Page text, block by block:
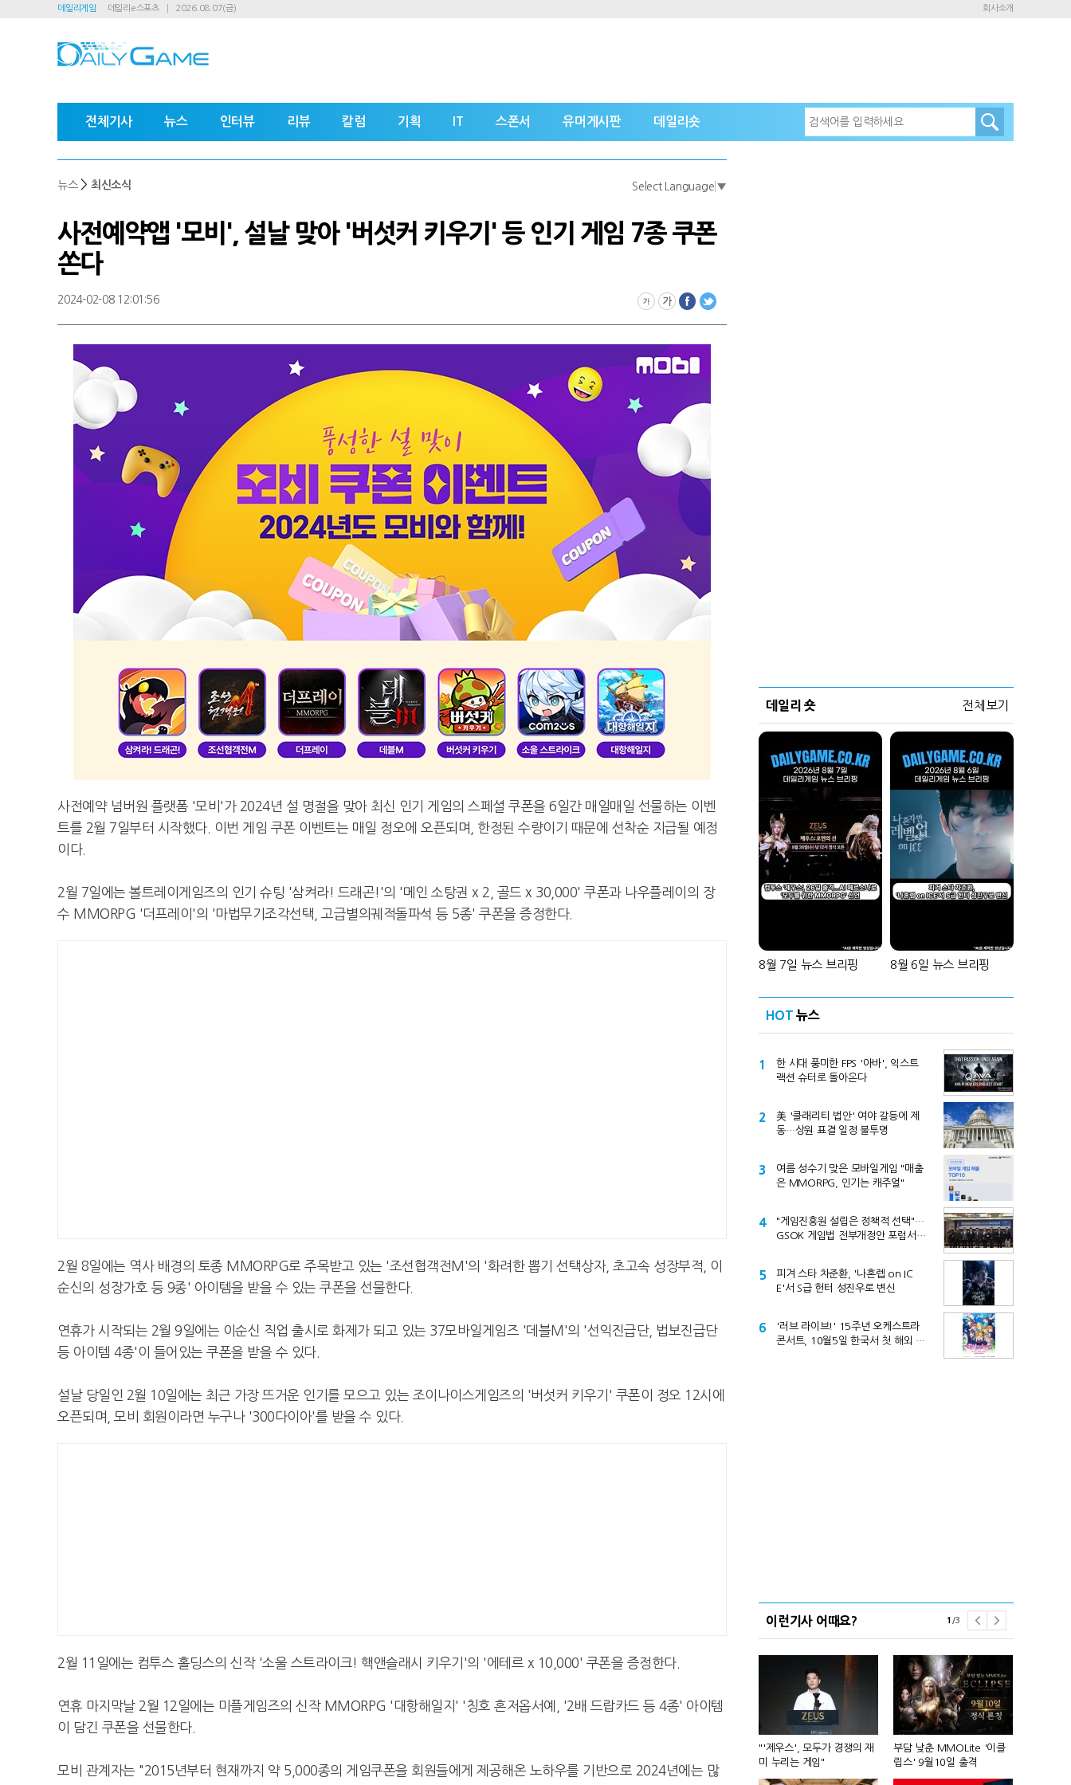
데일리게임 데일리e스포츠 2026.08.07(금) 회사소개
전체기사 뉴스 인터뷰 리뷰 칼럼 기획 IT 스폰서 유머게시판 데일리숏
뉴스 > 최신소식 Select Language ▼
사전예약앱 '모비', 설날 맞아 '버섯커 키우기' 등 인기 게임 7종 쿠폰
쏜다
2024-02-08 12:01:56
사전예약 넘버원 플랫폼 '모비'가 2024년 설 명절을 맞아 최신 인기 게임의 스페셜 쿠폰을 6일간 매일매일 선물하는 이벤
트를 2월 7일부터 시작했다. 이번 게임 쿠폰 이벤트는 매일 정오에 오픈되며, 한정된 수량이기 때문에 선착순 지급될 예정
이다.
2월 7일에는 볼트레이게임즈의 인기 슈팅 '삼켜라! 드래곤!'의 '메인 소탕권 x 2, 골드 x 30,000' 쿠폰과 나우플레이의 장
수 MMORPG '더프레이'의 '마법무기조각선택, 고급별의궤적돌파석 등 5종' 쿠폰을 증정한다.
2월 8일에는 역사 배경의 토종 MMORPG로 주목받고 있는 '조선협객전M'의 '화려한 뽑기 선택상자, 초고속 성장부적, 이
순신의 성장가호 등 9종' 아이템을 받을 수 있는 쿠폰을 선물한다.
연휴가 시작되는 2월 9일에는 이순신 직업 출시로 화제가 되고 있는 37모바일게임즈 '데블M'의 '선익진급단, 법보진급단
등 아이템 4종'이 들어있는 쿠폰을 받을 수 있다.
설날 당일인 2월 10일에는 최근 가장 뜨거운 인기를 모으고 있는 조이나이스게임즈의 '버섯커 키우기' 쿠폰이 정오 12시에
오픈되며, 모비 회원이라면 누구나 '300다이아'를 받을 수 있다.
2월 11일에는 컴투스 홀딩스의 신작 '소울 스트라이크! 핵앤슬래시 키우기'의 '에테르 x 10,000' 쿠폰을 증정한다.
연휴 마지막날 2월 12일에는 미플게임즈의 신작 MMORPG '대항해일지' '칭호 혼저옵서예, '2배 드랍카드 등 4종' 아이템
이 담긴 쿠폰을 선물한다.
모비 관계자는 "2015년부터 현재까지 약 5,000종의 게임쿠폰을 회원들에게 제공해온 노하우를 기반으로 2024년에는 많
데일리 숏 전체보기
8월 7일 뉴스 브리핑 8월 6일 뉴스 브리핑
HOT 뉴스
1
한 시대 풍미한 FPS '아바', 익스트
랙션 슈터로 돌아온다
2
美 '클래리티 법안' 여야 갈등에 제
동…상원 표결 일정 불투명
3
여름 성수기 맞은 모바일게임 "매출
은 MMORPG, 인기는 캐주얼"
4
"게임진흥원 설립은 정책적 선택"…
GSOK 게임법 전부개정안 포럼서
5
피겨 스타 차준환, '나혼렙 on IC
E'서 S급 헌터 성진우로 변신
6
'러브 라이브!' 15주년 오케스트라
콘서트, 10월5일 한국서 첫 해외 공
이런기사 어때요? 1 /3
원 기록
5종 공개
"'제우스', 모두가 경쟁의 재
미 누리는 게임"
부담 낮춘 MMOLite '이클
립스' 9월10일 출격